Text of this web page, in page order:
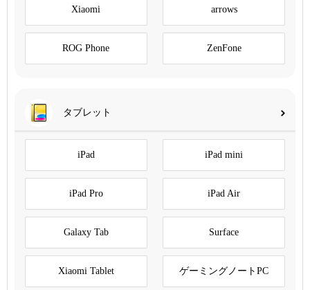
Xiaomi arrows
ROG Phone ZenFone
タブレット
iPad iPad mini
iPad Pro iPad Air
Galaxy Tab Surface
Xiaomi Tablet ゲーミングノートPC